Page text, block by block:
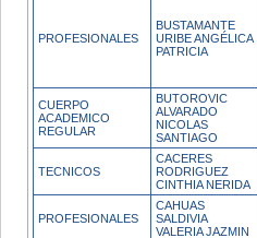
PROFESIONALES
BUSTAMANTE
URIBE ANGÉLICA
PATRICIA
CUERPO
ACADEMICO
REGULAR
BUTOROVIC
ALVARADO
NICOLAS
SANTIAGO
TECNICOS
CACERES
RODRIGUEZ
CINTHIA NERIDA
PROFESIONALES
CAHUAS
SALDIVIA
VALERIA JAZMIN